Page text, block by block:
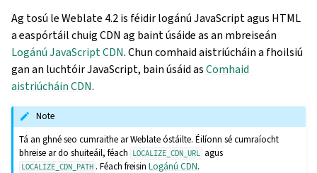
Ag tosú le Weblate 4.2 is féidir logánú JavaScript agus HTML
a easpórtáil chuig CDN ag baint úsáide as an mbreiseán
Logánú JavaScript CDN. Chun comhaid aistriúcháin a fhoilsiú
gan an luchtóir JavaScript, bain úsáid asComhaid
aistriúcháin CDN.
Note
Tá an ghné seo cumraithe ar Weblate óstáilte. Éilíonn sé cumraíocht
bhreise ar do shuiteáil, féach
LOCALIZE_CDN_URL agus
LOCALIZE_CDN_PATH . Féach freisinLogánú CDN.